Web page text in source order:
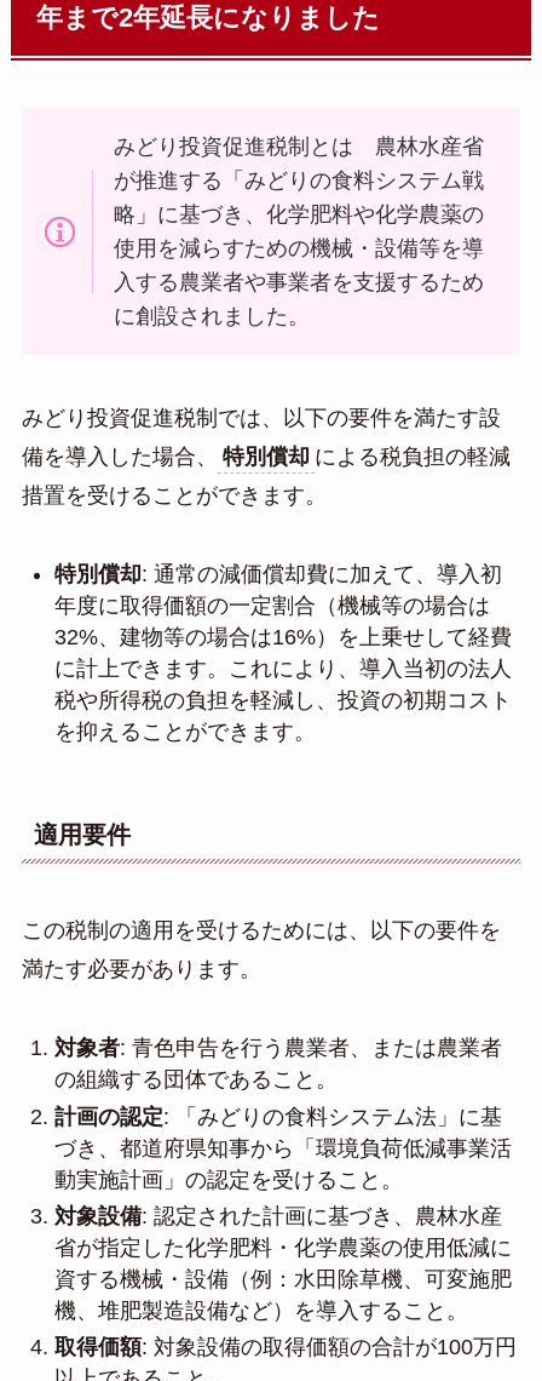
年まで2年延長になりました
みどり投資促進税制とは 農林水産省
が推進する「みどりの食料システム戦
略」に基づき、化学肥料や化学農薬の
使用を減らすための機械・設備等を導
入する農業者や事業者を支援するため
に創設されました。
みどり投資促進税制では、以下の要件を満たす設
備を導入した場合、
特別償却 による税負担の軽減
措置を受けることができます。
特別償却: 通常の減価償却費に加えて、導入初
年度に取得価額の一定割合（機械等の場合は
32%、建物等の場合は16%）を上乗せして経費
に計上できます。これにより、導入当初の法人
税や所得税の負担を軽減し、投資の初期コスト
を抑えることができます。
適用要件
この税制の適用を受けるためには、以下の要件を
満たす必要があります。
対象者: 青色申告を行う農業者、または農業者
の組織する団体であること。
計画の認定: 「みどりの食料システム法」に基
づき、都道府県知事から「環境負荷低減事業活
動実施計画」の認定を受けること。
対象設備: 認定された計画に基づき、農林水産
省が指定した化学肥料・化学農薬の使用低減に
資する機械・設備（例：水田除草機、可変施肥
機、堆肥製造設備など）を導入すること。
取得価額: 対象設備の取得価額の合計が100万円